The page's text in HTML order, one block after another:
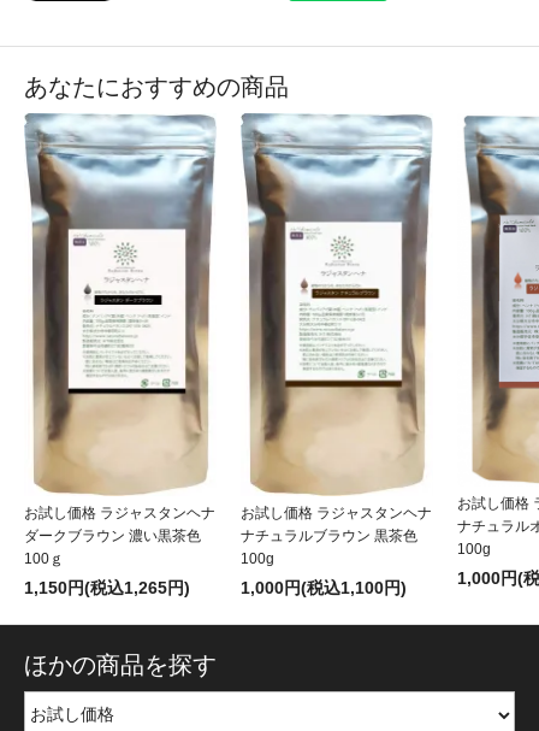
あなたにおすすめの商品
お試し価格 ラジャスタンヘナ
ダークブラウン 濃い黒茶色
100ｇ
1,150円(税込1,265円)
お試し価格 ラジャスタンヘナ
ナチュラルブラウン 黒茶色
100g
1,000円(税込1,100円)
お試し価格
ナチュラル
100g
1,000円(
ほかの商品を探す